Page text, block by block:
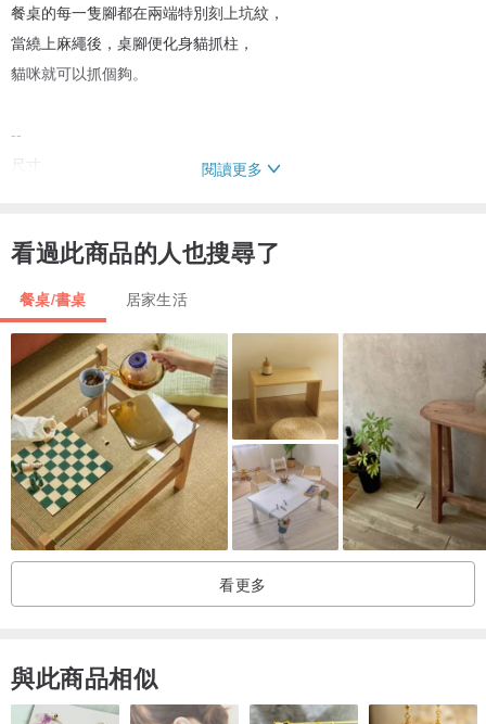
餐桌的每一隻腳都在兩端特別刻上坑紋，
當繞上麻繩後，桌腳便化身貓抓柱，
貓咪就可以抓個夠。
--
尺寸
材質
桌面、桌腳： 美國進口白蠟木、麻繩
吊床： 台灣製造寵物專用耐磨防水人造皮革
*商品顏色僅供參考，實際顏色可能因環境光線、螢幕載具、原木自然
色差等有些許不同。
閱讀更多
看過此商品的人也搜尋了
餐桌/書桌 居家生活
看更多
與此商品相似